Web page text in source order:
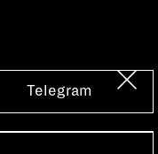
Telegram